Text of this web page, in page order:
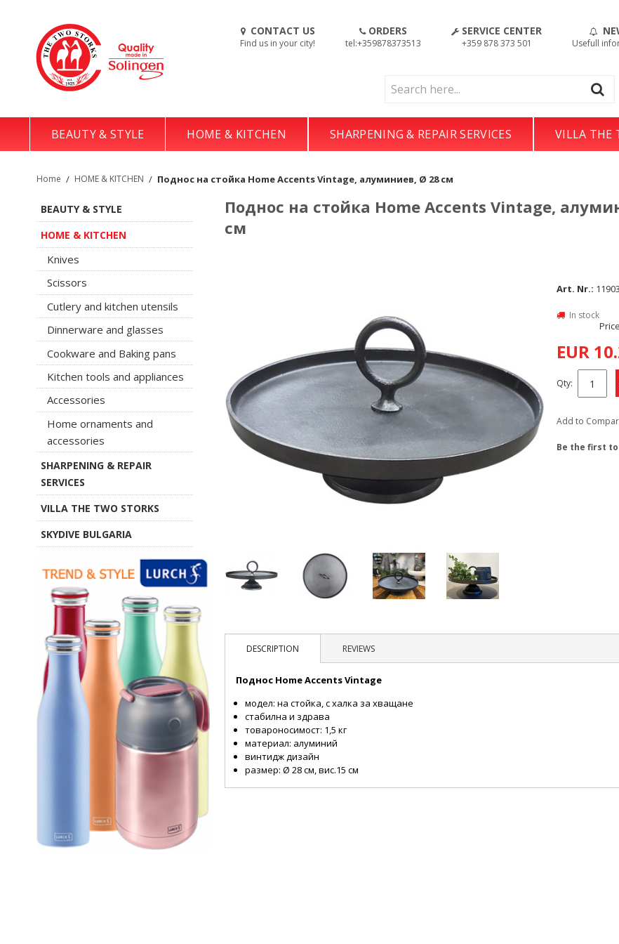
CONTACT US
Find us in your city!
ORDERS
tel:+359878373513
SERVICE CENTER
+359 878 373 501 Usefull
BEAUTY & STYLE HOME & KITCHEN SHARPENING & REPAIR SERVICES VILLA THE
Home / HOME & KITCHEN / Поднос на стойка Home Accents Vintage, алуминиев, Ø 28 см
Поднос на стойка Home Accents Vintage,
см
Art. Nr.:
In stock
EUR
Qty:
Add to
Be the first
DESCRIPTION REVIEWS
Поднос Home Accents Vintage
модел: на стойка, с халка за хващане
стабилна и здрава
товароносимост: 1,5 кг
материал: алуминий
винтидж дизайн
размер: Ø 28 см, вис.15 см
BEAUTY & STYLE
HOME & KITCHEN
Knives
Scissors
Cutlery and kitchen utensils
Dinnerware and glasses
Cookware and Baking pans
Kitchen tools and appliances
Accessories
Home ornaments and
accessories
SHARPENING & REPAIR
SERVICES
VILLA THE TWO STORKS
SKYDIVE BULGARIA